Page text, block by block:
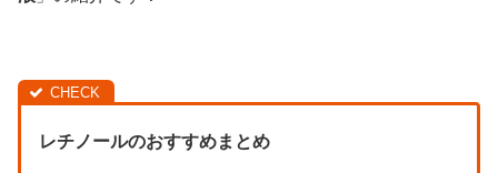
レチノールのおすすめまとめ